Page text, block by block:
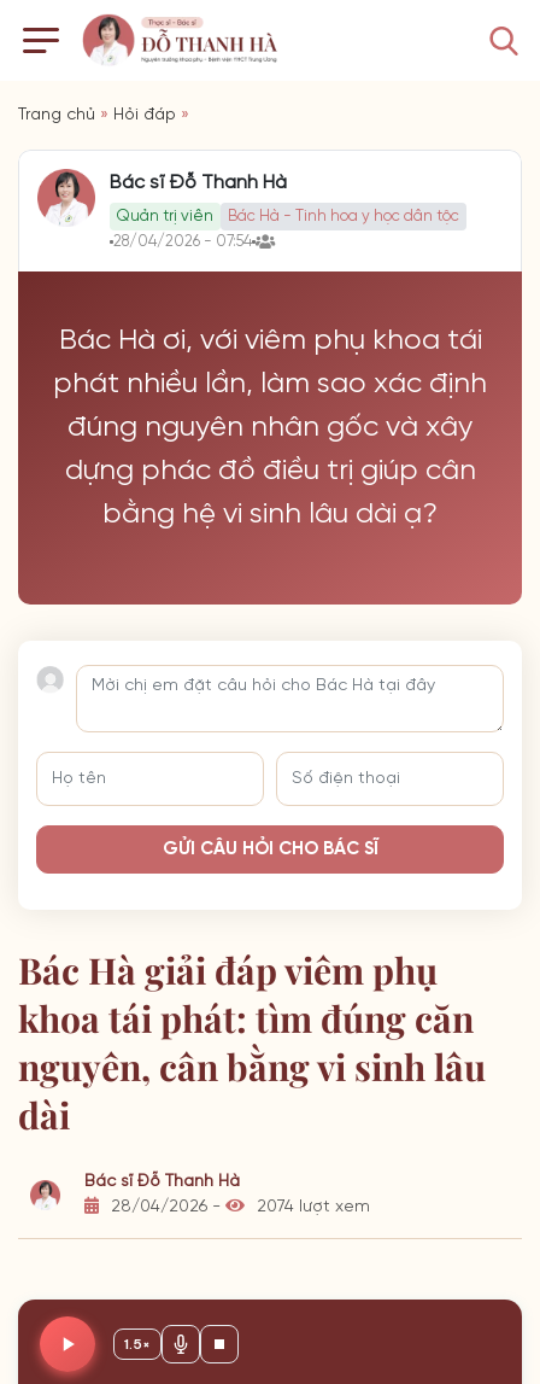
Trang chủ » Hỏi đáp »
Bác sĩ Đỗ Thanh Hà
Quản trị viên
Bác Hà - Tinh hoa y học dân tộc
28/04/2026 - 07:54
Bác Hà ơi, với viêm phụ khoa tái
phát nhiều lần, làm sao xác định
đúng nguyên nhân gốc và xây
dựng phác đồ điều trị giúp cân
bằng hệ vi sinh lâu dài ạ?
GỬI CÂU HỎI CHO BÁC SĨ
Bác Hà giải đáp viêm phụ
khoa tái phát: tìm đúng căn
nguyên, cân bằng vi sinh lâu
dài
Bác sĩ Đỗ Thanh Hà
28/04/2026 -
2074 lượt xem
1.5×